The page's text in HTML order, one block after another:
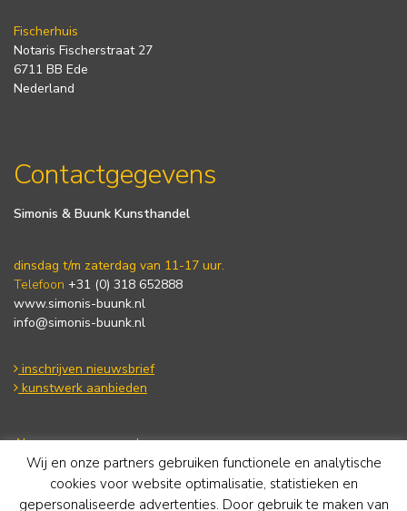
Fischerhuis
Notaris Fischerstraat 27
6711 BB Ede
Nederland
Contactgegevens
Simonis & Buunk Kunsthandel
dinsdag t/m zaterdag van 11-17 uur.
Telefoon +31 (0) 318 652888
www.simonis-buunk.nl
info@simonis-buunk.nl
inschrijven nieuwsbrief
kunstwerk aanbieden
Algemene voorwaarden
Privacy statement
Cookie Policy
Disclaimer
Wij en onze partners gebruiken functionele en analytische
cookies voor website optimalisatie, statistieken en
gepersonaliseerde advertenties. Door gebruik te maken van